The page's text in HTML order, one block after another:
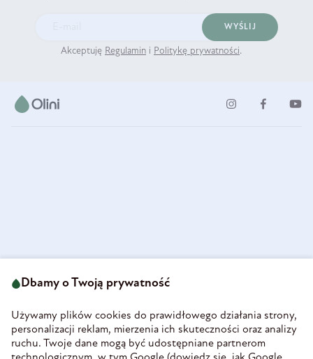
WYŚLIJ
Akceptuję Regulamin i Politykę prywatności.
58-160 Świebodzice
REGON 890213034
INFORMACJE
Dbamy o Twoją prywatność
Używamy plików cookies do prawidłowego działania strony,
personalizacji reklam, mierzenia ich skuteczności oraz analizy
ruchu. Twoje dane mogą być udostępniane partnerom